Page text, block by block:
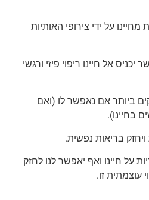
מחיינו על ידי צירופי האותיות
יכניס אל חיינו ריפוי פיזי ורגשי
ביותר אם נאפשר לו (ואם
בחיינו).
בריאות נפשית.
על חיינו ואף יאפשר לנו לחזק
עוצמתית זו.